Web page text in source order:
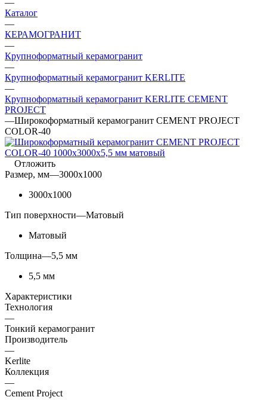
Каталог
—
КЕРАМОГРАНИТ
—
Крупноформатный керамогранит
—
Крупноформатный керамогранит KERLITE
—
Крупноформатный керамогранит KERLITE CEMENT
PROJECT
—Широкоформатный керамогранит CEMENT PROJECT
COLOR-40
Отложить
Размер, мм—3000x1000
3000x1000
Тип поверхности—Матовый
Матовый
Толщина—5,5 мм
5,5 мм
Характеристики
Технология
—
Тонкий керамогранит
Производитель
—
Kerlite
Коллекция
—
Cement Project